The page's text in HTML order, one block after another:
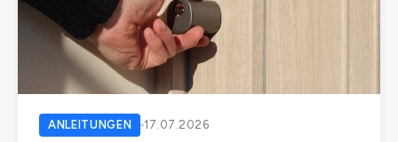
ANLEITUNGEN 17.07.2026